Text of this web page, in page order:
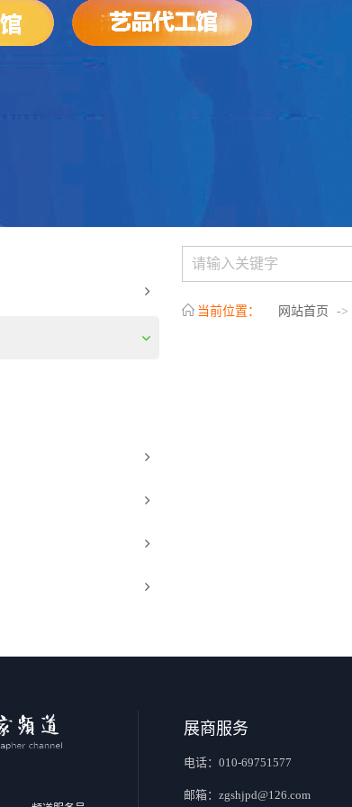
当前位置： 网站首页
展商服务
电话：010-69751577
邮箱：zgshjpd@126.com